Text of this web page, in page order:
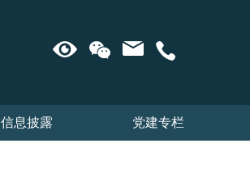
信息披露 党建专栏